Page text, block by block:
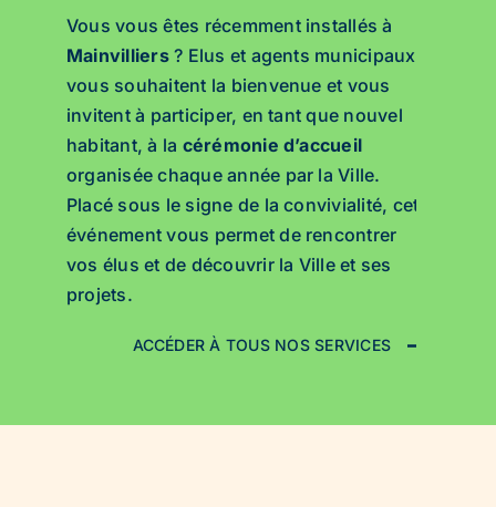
Vous vous êtes récemment installés à
Mainvilliers? Elus et agents municipaux
vous souhaitent la bienvenue et vous
invitent à participer, en tant que nouvel
habitant, à la cérémonie d’accueil
organisée chaque année par la Ville.
Placé sous le signe de la convivialité, cet
événement vous permet de rencontrer
vos élus et de découvrir la Ville et ses
projets.
ACCÉDER À TOUS NOS SERVICES